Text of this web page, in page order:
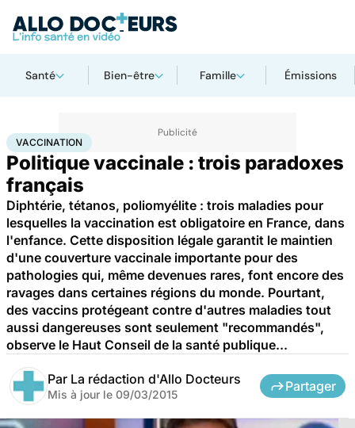
Santé Bien-être Famille Émissions
AccueilSantéMédicaments Vaccination
VACCINATION
Politique vaccinale : trois paradoxes
français
Diphtérie, tétanos, poliomyélite : trois maladies pour
lesquelles la vaccination est obligatoire en France, dans
l'enfance. Cette disposition légale garantit le maintien
d'une couverture vaccinale importante pour des
pathologies qui, même devenues rares, font encore des
ravages dans certaines régions du monde. Pourtant,
des vaccins protégeant contre d'autres maladies tout
aussi dangereuses sont seulement "recommandés",
observe le Haut Conseil de la santé publique...
Par La rédaction d'Allo Docteurs
Mis à jour le 09/03/2015
Partager